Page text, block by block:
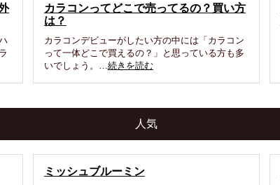
カラコンってどこで売ってるの？買い方
は？
カラコンデビューがしたい方の中には「カラコン
って一体どこで買えるの？」と思っている方も多
いでしょう。…続きを読む
人気
ミッシュブルーミン